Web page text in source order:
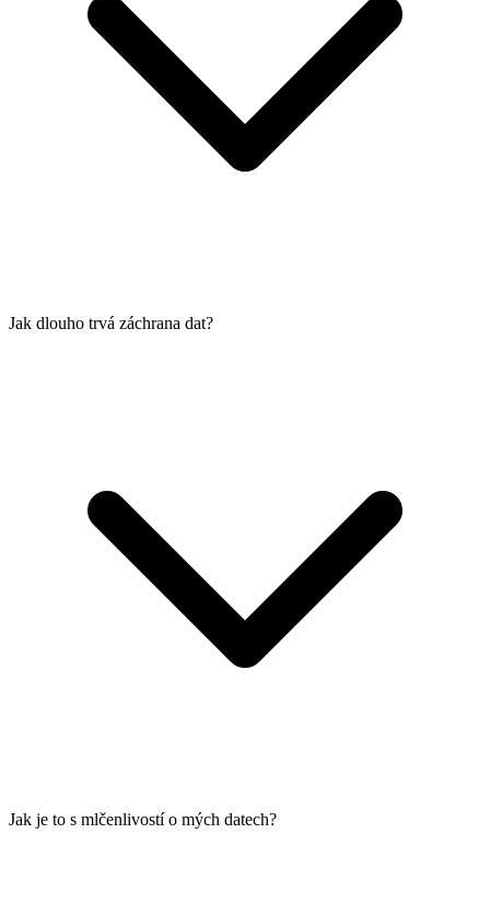
Jak dlouho trvá záchrana dat?
Jak je to s mlčenlivostí o mých datech?